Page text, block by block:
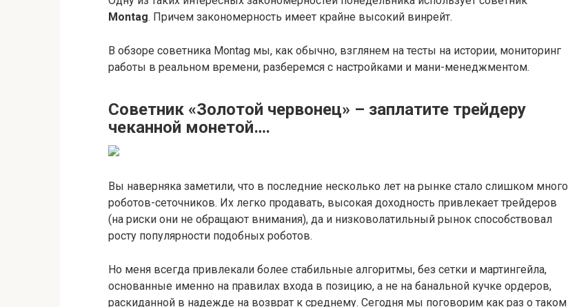
Montag. Причем закономерность имеет крайне высокий винрейт.
В обзоре советника Montag мы, как обычно, взглянем на тесты на истории, мониторинг
работы в реальном времени, разберемся с настройками и мани-менеджментом.
Советник «Золотой червонец» – заплатите трейдеру
чеканной монетой….
Вы наверняка заметили, что в последние несколько лет на рынке стало слишком много
роботов-сеточников. Их легко продавать, высокая доходность привлекает трейдеров
(на риски они не обращают внимания), да и низковолатильный рынок способствовал
росту популярности подобных роботов.
Но меня всегда привлекали более стабильные алгоритмы, без сетки и мартингейла,
основанные именно на правилах входа в позицию, а не на банальной кучке ордеров,
раскиданной в надежде на возврат к среднему. Сегодня мы поговорим как раз о таком